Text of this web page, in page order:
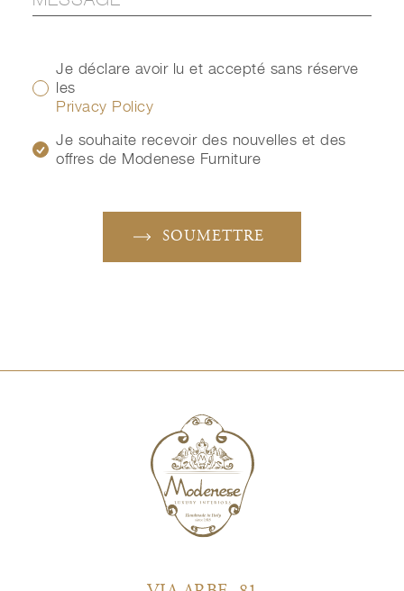
Je déclare avoir lu et accepté sans réserve
les
Privacy Policy
Je souhaite recevoir des nouvelles et des
offres de Modenese Furniture
SOUMETTRE